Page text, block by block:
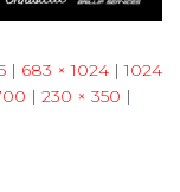
| 683 × 1024 | 1024
| 230 × 350 |